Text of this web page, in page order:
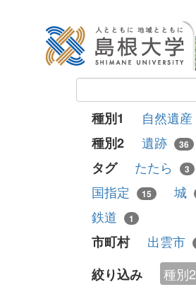
種別1 自然遺産
種別2 遺跡 36
タグ たたら 3
国指定
15 城
鉄道 1
市町村 出雲市
絞り込み 種別2